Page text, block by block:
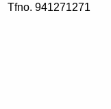
Tfno. 941271271